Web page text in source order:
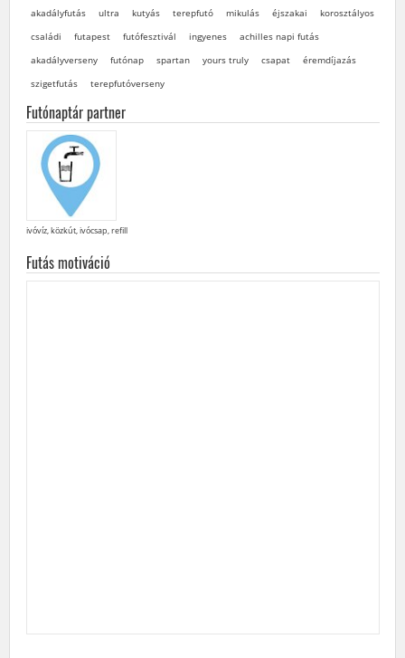
akadályfutás
ultra kutyás terepfutó mikulás éjszakai
korosztályos
családi
futapest futófesztivál ingyenes
achilles napi futás
akadályverseny
futónap spartan yours truly csapat
éremdíjazás
szigetfutás
terepfutóverseny
Futónaptár partner
ivóvíz, közkút, ivócsap, refill
Futás motiváció